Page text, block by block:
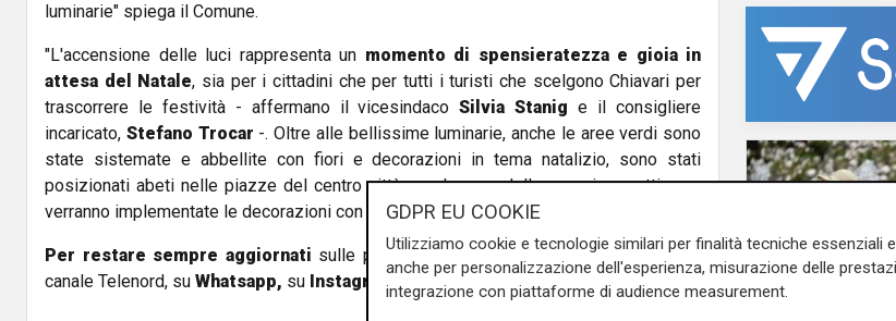
luminarie" spiega il Comune.
"L'accensione delle luci rappresenta un momento di spensieratezza e gioia in
attesa del Natale, sia per i cittadini che per tutti i turisti che scelgono Chiavari per
trascorrere le festività - affermano il vicesindacoSilvia Stanig e il consigliere
incaricato, Stefano Trocar -. Oltre alle bellissime luminarie, anche le aree verdi sono
state sistemate e abbellite con fiori e decorazioni in tema natalizio, sono stati
posizionati abeti nelle piazze del centro città e nel corso della prossima settimana
verranno implementate le decorazioni con ulteriori composizioni ".
Per restare sempre aggiornati sulle principali notizie sulla Liguria seguiteci sul
canale Telenord, su Whatsapp, su Instagram , Youtube e suFacebook
GDPR EU COOKIE
Utilizziamo cookie e tecnologie similari per finalità tecniche essenziali
anche per personalizzazione dell'esperienza, misurazione delle
integrazione con piattaforme di audience measurement.